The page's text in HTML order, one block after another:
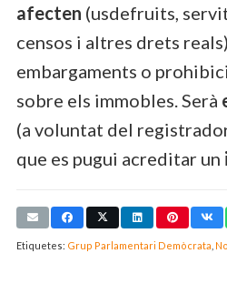
afecten (usdefruits,
censos i altres drets
embargaments o
sobre els immobles. Serà
(a voluntat del
que es pugui acreditar un
Etiquetes: Grup Parlamentari Demòcrata